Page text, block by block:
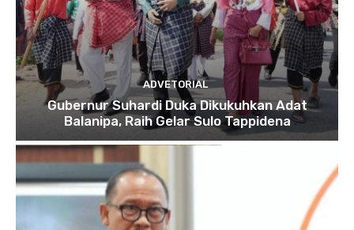
ADVETORIAL
Gubernur Suhardi Duka Dikukuhkan Adat
Balanipa, Raih Gelar Sulo Tappidena